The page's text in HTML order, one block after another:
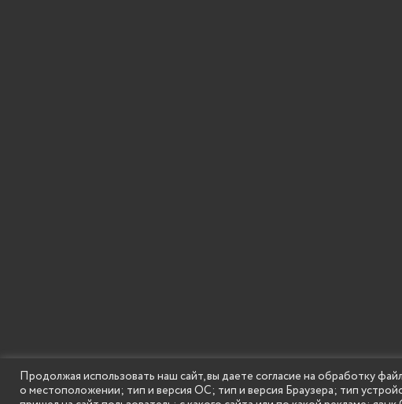
SECONDARY
© Государственное бюджетное образовательное
Продолжая использовать наш сайт, вы даете согласие на обработку
о местоположении; тип и версия ОС; тип и версия Браузера; тип